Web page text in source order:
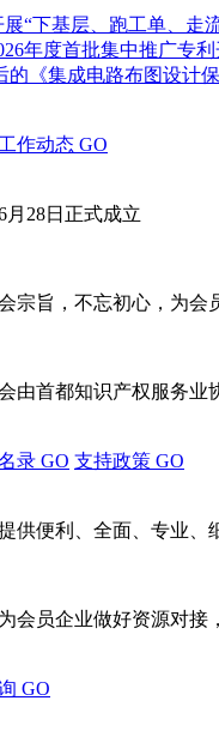
“下基层、跑工单、走
年度首批集中推广专
《集成电路布图设计保
工作动态 GO
28日正式成立
宗旨，不忘初心，为会
由首都知识产权服务
录 GO 支持政策 GO
供便利、全面、专业
会员企业做好资源对接
GO